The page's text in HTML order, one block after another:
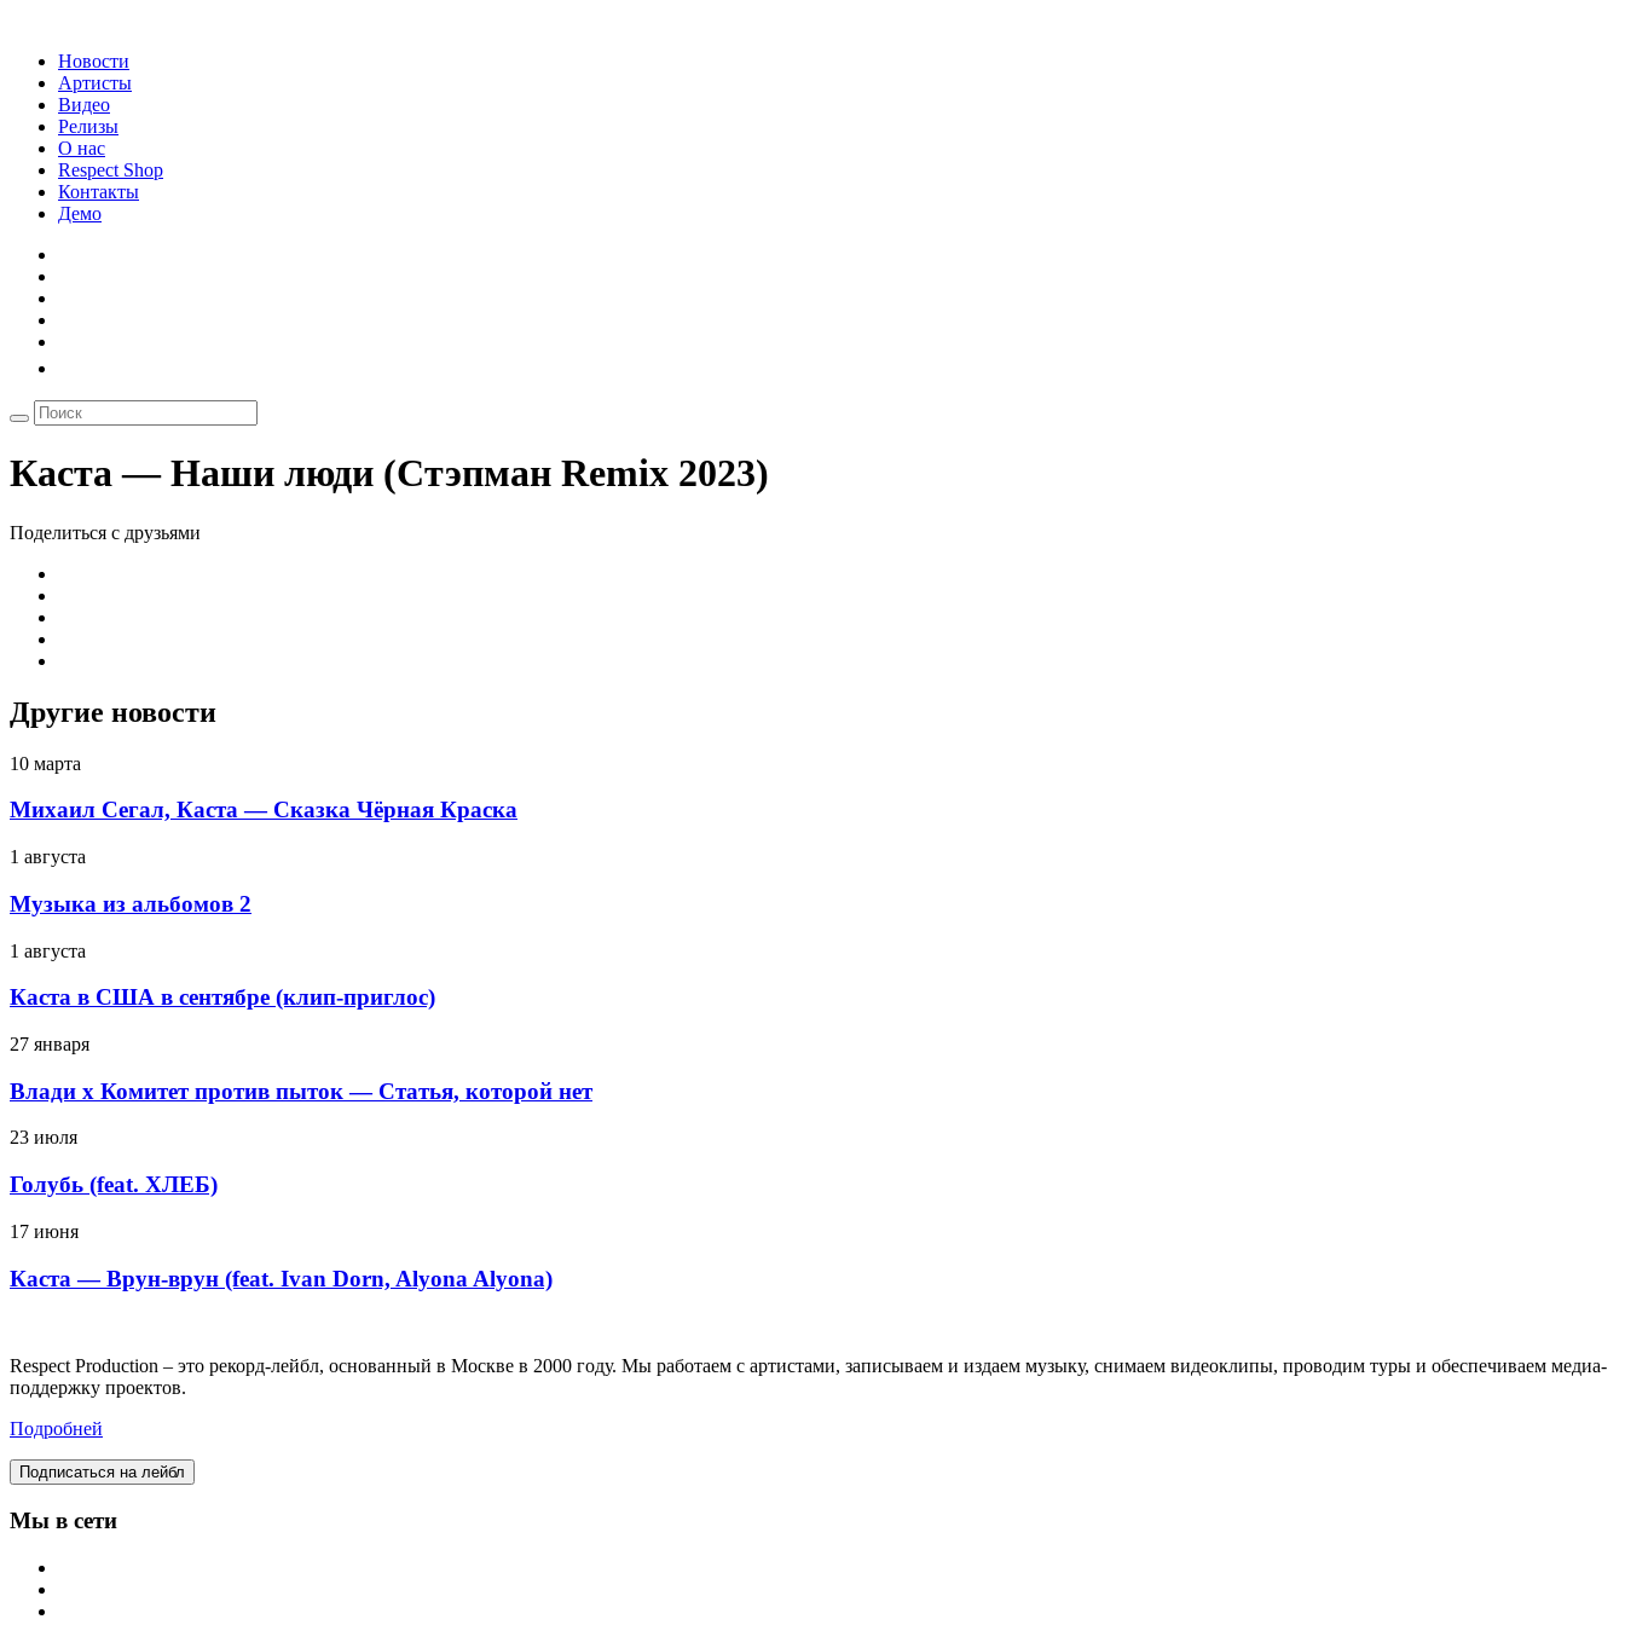
Новости
Артисты
Видео
Релизы
О нас
Respect Shop
Контакты
Демо
Каста — Наши люди (Стэпман Remix 2023)
Поделиться с друзьями
Другие новости
10 марта
Михаил Сегал, Каста — Сказка Чёрная Краска
1 августа
Музыка из альбомов 2
1 августа
Каста в США в сентябре (клип-приглос)
27 января
Влади х Комитет против пыток — Статья, которой нет
23 июля
Голубь (feat. ХЛЕБ)
17 июня
Каста — Врун-врун (feat. Ivan Dorn, Alyona Alyona)
Respect Production – это рекорд-лейбл, основанный в Москве в 2000 году. Мы работаем с артистами, записываем и издаем музыку, снимаем видеоклипы, проводим туры и обеспечиваем медиа-
поддержку проектов.
Подробней
Подписаться на лейбл
Мы в сети